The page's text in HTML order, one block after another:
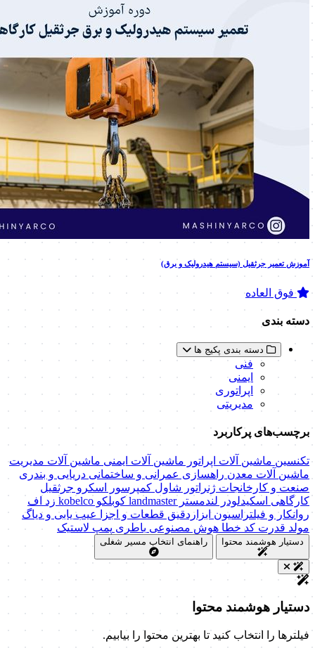
آموزش تعمیر جرثقیل (سیستم هیدرولیک و برق)
فوق العاده
دسته بندی
دسته بندی پکیج ها
فنی
ایمنی
اپراتوری
مدیریتی
برچسب‌های پرکاربرد
تکنسین ماشین آلات اپراتور ماشین آلات ایمنی ماشین آلات مدیریت
ماشین آلات معدن راهسازی عمرانی و ساختمانی دریایی و بندری
صنعت و کارخانجات ژنراتور شاول کمپرسور اسکرو جرثقیل
کارگاهی اسکیدلودر لندمسترlandmaster کوبلکو kobelco زد اف
روانکار و فیلتراسیونابزاردقیق قطعات و اجزا
عیب یابی و دیاگ
مولد قدرت کد خطا هوش مصنوعی باطری پمپ لاستیک
دستیار هوشمند محتوا راهنمای انتخاب مسیر شغلی
دستیار هوشمند محتوا
فیلترها را انتخاب کنید تا بهترین محتوا را بیابیم.